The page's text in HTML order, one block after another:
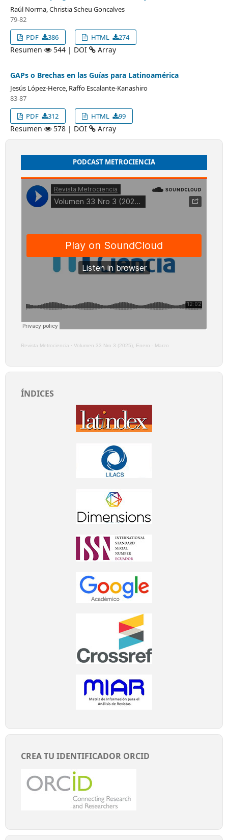
Raúl Norma, Christia Scheu Goncalves
79-82
PDF
386 HTML 274
Resumen 544 | DOI Array
GAPs o Brechas en las Guías para Latinoamérica
Jesús López-Herce, Raffo Escalante-Kanashiro
83-87
PDF
312 HTML 99
Resumen 578 | DOI Array
PODCAST METROCIENCIA
Revista Metrociencia · Volumen 33 Nro 3 (2025), Enero - Marzo
ÍNDICES
CREA TU IDENTIFICADOR ORCID